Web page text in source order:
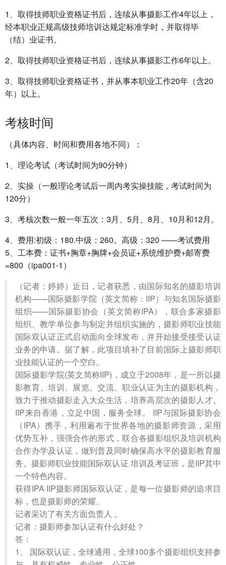
1、取得技师职业资格证书后，连续从事摄影工作4年以上，
经本职业正规高级技师培训达规定标准学时，并取得毕
（结）业证书。
2、取得技师职业资格证书后，连续从事摄影工作6年以上。
3、取得技师职业资格证书，并从事本职业工作20年（含20
年）以上。
考核时间
（具体内容、时间和费用各地不同）：
1、理论考试（考试时间为90分钟）
2、实操（一般理论考试后一周内考实操技能，考试时间为
120分）
3、考核次数一般一年五次：3月、5月、8月、10月和12月。
4、费用:初级：180.中级：260。高级：320 ——考试费用
5、工本费：证书+胸章+胸牌+会员证+系统维护费+邮寄费
=800（ipa001-1）
（记者：婷婷）近日，记者获悉，由国际知名的摄影培训
机构——国际摄影学院（英文简称：IIP）与知名国际摄影
组织——国际摄影协会（英文简称IPA），联合多家摄影
组织、教学单位参与制定并组织实施的，摄影师职业技能
国际双认证正式启动面向全球发布，并开始接受接受认证
业务的申请。据了解，此项目填补了目前国际上摄影师职
业技能认证的一个空白。
国际摄影学院(英文简称IIP)，成立于2008年，是一所以摄
影教育、培训、展览、交流、职业认证为主的摄影机构，
致力于推动摄影走入大众生活，培养高层次的摄影人才。
IIP来自香港，立足中国，服务全球。 IIP与国际摄影协会
（IPA）携手，利用遍布于世界各地的摄影师资源，采用
优势互补，强强合作的形式，联合各摄影组织及培训机构
合作办学及认证，做到普及同时确保高水平的摄影教育服
务。摄影师职业技能国际双认证 培训及考证班，是IIP其中
一个特色内容。
获得IPA·IIP摄影师国际双认证，是每一位摄影师的追求目
标，也是摄影师的荣耀。
记者采访了有关方面负责人 。
记者：摄影师参加认证有什么好处？
答：
1、 国际双认证，全球通用，全球100多个摄影组织支持参